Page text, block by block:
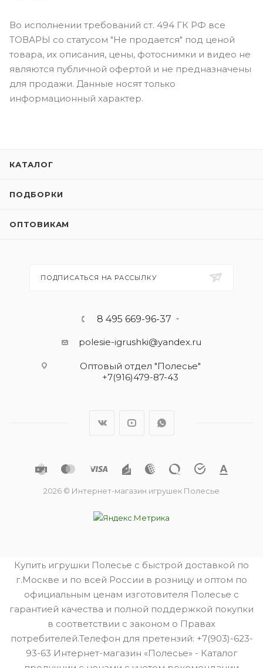
Во исполнении требований ст. 494 ГК РФ все
ТОВАРЫ со статусом "Не продается" под ценой
товара, их описания, цены, фотоснимки и видео не
являются публичной офертой и не предназначены
для продажи. Данные носят только
информационный характер.
КАТАЛОГ
ПОДБОРКИ
ОПТОВИКАМ
ПОДПИСАТЬСЯ НА РАССЫЛКУ
8 495 669-96-37
polesie-igrushki@yandex.ru
Оптовый отдел "Полесье"
+7(916)479-87-43
2026 © Интернет-магазин игрушек Полесье
Купить игрушки Полесье с быстрой доставкой по
г.Москве и по всей России в розницу и оптом по
официальным ценам изготовителя Полесье с
гарантией качества и полной поддержкой покупки
в соответствии с законом о Правах
потребителей.Телефон для претензий: +7(903)-623-
93-63 Интернет-магазин «Полесье» - Каталог